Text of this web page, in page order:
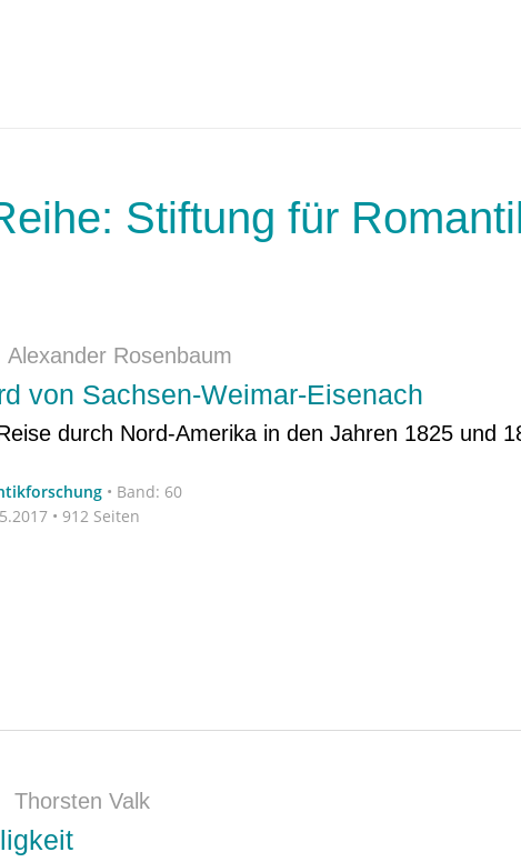
Stiftung für
Alexander Rosenbaum
von Sachsen-Weimar-Eisenach
durch Nord-Amerika in den Jahren 1825 und
• Band: 60
• 912 Seiten
Thorsten Valk